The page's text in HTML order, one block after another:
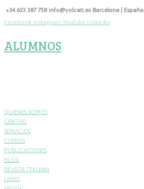
Skip
content
+34 633 387 758 info@yolcati.es Barcelona | España
Facebook Instagram Youtube Linkedin
ALUMNOS
QUIENES SOMOS
CENTRO
SERVICIOS
CURSOS
PUBLICACIONES
BLOG
REVISTA TEKUANI
LIBRO